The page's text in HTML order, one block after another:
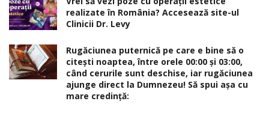
realizate în România? Accesează site-ul
Clinicii Dr. Levy
Rugăciunea puternică pe care e bine să o
citești noaptea, între orele 00:00 și 03:00,
când cerurile sunt deschise, iar rugăciunea
ajunge direct la Dumnezeu! Să spui așa cu
mare credință: